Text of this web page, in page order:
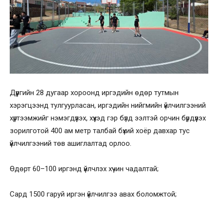
Дүүргийн 28 дугаар хороонд иргэдийн өдөр тутмын
хэрэгцээнд тулгуурласан, иргэдийн нийгмийн үйлчилгээний
хүртээмжийг нэмэгдүүлэх, хүүхэд гэр бүлд ээлтэй орчин бүрдүүлэх
зорилготой 400 ам метр талбай бүхий хоёр давхар тус
үйлчилгээний төв ашиглалтад орлоо.
Өдөрт 60–100 иргэнд үйлчлэх хүчин чадалтай;
Сард 1500 гаруй иргэн үйлчилгээ авах боломжтой;